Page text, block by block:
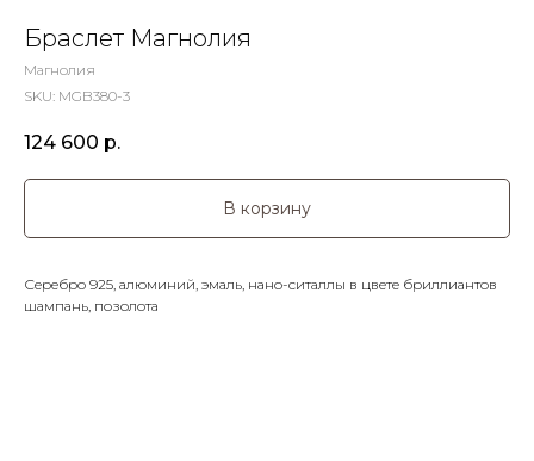
Браслет Магнолия
Магнолия
SKU: MGB380-3
124 600 р.
В корзину
Серебро 925, алюминий, эмаль, нано-ситаллы в цвете бриллиантов
шампань, позолота